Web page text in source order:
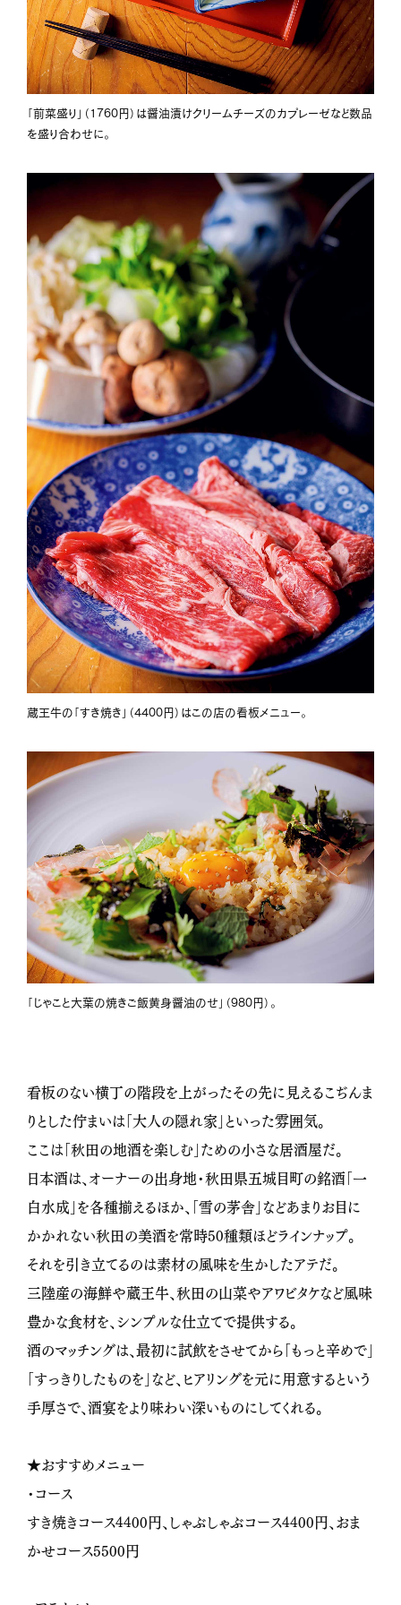
「前菜盛り」（1760円）は醤油漬けクリームチーズのカプレーゼなど数品
を盛り合わせに。
蔵王牛の「すき焼き」（4400円）はこの店の看板メニュー。
「じゃこと大葉の焼きご飯黄身醤油のせ」（980円）。
看板のない横丁の階段を上がったその先に見えるこぢんま
りとした佇まいは「大人の隠れ家」といった雰囲気。
ここは「秋田の地酒を楽しむ」ための小さな居酒屋だ。
日本酒は、オーナーの出身地・秋田県五城目町の銘酒「一
白水成」を各種揃えるほか、「雪の茅舎」などあまりお目に
かかれない秋田の美酒を常時50種類ほどラインナップ。
それを引き立てるのは素材の風味を生かしたアテだ。
三陸産の海鮮や蔵王牛、秋田の山菜やアワビタケなど風味
豊かな食材を、シンプルな仕立てで提供する。
酒のマッチングは、最初に試飲をさせてから「もっと辛めで」
「すっきりしたものを」など、ヒアリングを元に用意するという
手厚さで、酒宴をより味わい深いものにしてくれる。
★おすすめメニュー
・コース
すき焼きコース4400円、しゃぶしゃぶコース4400円、おま
かせコース5500円